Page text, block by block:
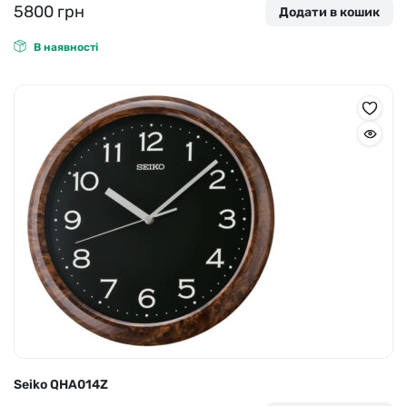
5800 грн Додати в кошик
В наявності
Seiko QHA014Z